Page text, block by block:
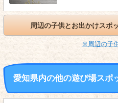
周辺の子供とお出かけスポ
※周辺の子
愛知県内の他の遊び場スポ